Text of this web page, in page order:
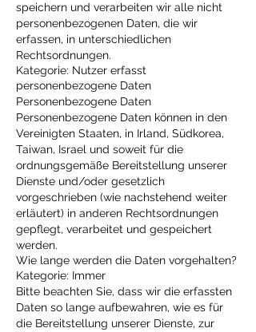
speichern und verarbeiten wir alle nicht
personenbezogenen Daten, die wir
erfassen, in unterschiedlichen
Rechtsordnungen.
Kategorie: Nutzer erfasst
personenbezogene Daten
Personenbezogene Daten
Personenbezogene Daten können in den
Vereinigten Staaten, in Irland, Südkorea,
Taiwan, Israel und soweit für die
ordnungsgemäße Bereitstellung unserer
Dienste und/oder gesetzlich
vorgeschrieben (wie nachstehend weiter
erläutert) in anderen Rechtsordnungen
gepflegt, verarbeitet und gespeichert
werden.
Wie lange werden die Daten vorgehalten?
Kategorie: Immer
Bitte beachten Sie, dass wir die erfassten
Daten so lange aufbewahren, wie es für
die Bereitstellung unserer Dienste, zur